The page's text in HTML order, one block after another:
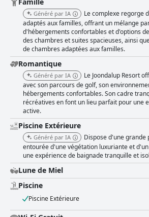
un meilleur entretien pour remédier au mobilier
propreté occasionnels. La propreté de l'ensemble de l'hôtel est
généralement bien considérée, les chambres
décrits comme impeccables et bien entretenus.
signalements isolés de poussière, de
des clients trouvent les normes satisfaisantes et
dévoué reçoit des éloges. Le personnel de l'hôtel, de la réception aux
employés du restaurant, est constamment
chaleureux et efficace. Les clients apprécient la
le professionnalisme du personnel, ce qui
significative à une atmosphère accueillante. Les services WiFi présentent
une expérience mitigée. Alors que de nombreux
connectivité excellente, gratuite et à haut débit,
vitesses lentes et des problèmes de connexion.
stabilité du WiFi et des options de services de
encore améliorer la satisfaction des clients. Les installations du spa
nécessitent des améliorations significatives, car
négligence et une disponibilité limitée. Malgré
entretenus et la piscine accueillante reçoivent de
familles apprécient particulièrement la piscine
qu'une option chauffée améliorerait le confort
froids. Les installations de la salle de sport répondent aux besoins de
base, mais pourraient ne pas suffire aux
Généré par IA
Le complexe regorge
adaptés aux familles, offrant un mélange
d'hébergements confortables et d'options
des chambres et suites spacieuses, ainsi
de chambres adaptées aux familles.
Romantique
Généré par IA
Le Joondalup Resort
avec son parcours de golf, son
hébergements confortables. Son cadre
récréatives en font un lieu parfait pour une
active.
Piscine Extérieure
Généré par IA
Dispose d'une grande
entourée d'une végétation luxuriante et
une expérience de baignade tranquille et
Lune de Miel
Piscine
Piscine Extérieure